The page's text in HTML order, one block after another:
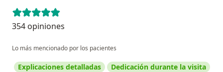
354 opiniones
Lo más mencionado por los pacientes
Explicaciones detalladas
Dedicación durante la visita